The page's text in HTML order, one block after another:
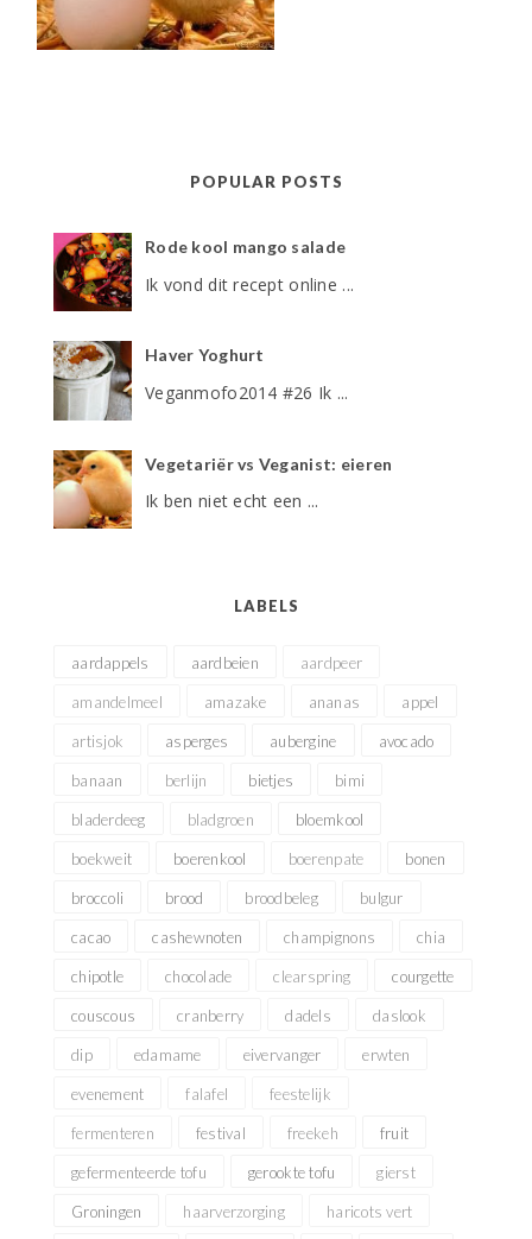
POPULAR POSTS
Rode kool mango salade
Ik vond dit recept online ...
Haver Yoghurt
Veganmofo2014 #26 Ik ...
Vegetariër vs Veganist: eieren
Ik ben niet echt een ...
LABELS
aardappels aardbeien aardpeer
amandelmeel amazake ananas appel
artisjok asperges aubergine avocado
banaan berlijn bietjes bimi
bladerdeeg bladgroen bloemkool
boekweit boerenkool boerenpate bonen
broccoli brood broodbeleg bulgur
cacao cashewnoten champignons chia
chipotle chocolade clearspring courgette
couscous cranberry dadels daslook
dip edamame eivervanger erwten
evenement falafel feestelijk
fermenteren festival freekeh fruit
gefermenteerde tofu gerookte tofu gierst
Groningen haarverzorging haricots vert